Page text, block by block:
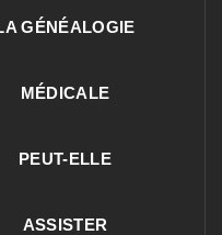
GÉNÉALOGIE
MÉDICALE
PEUT-ELLE
ASSISTER